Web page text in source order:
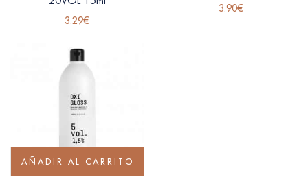
3.29€
3.90€
AÑADIR AL CARRITO